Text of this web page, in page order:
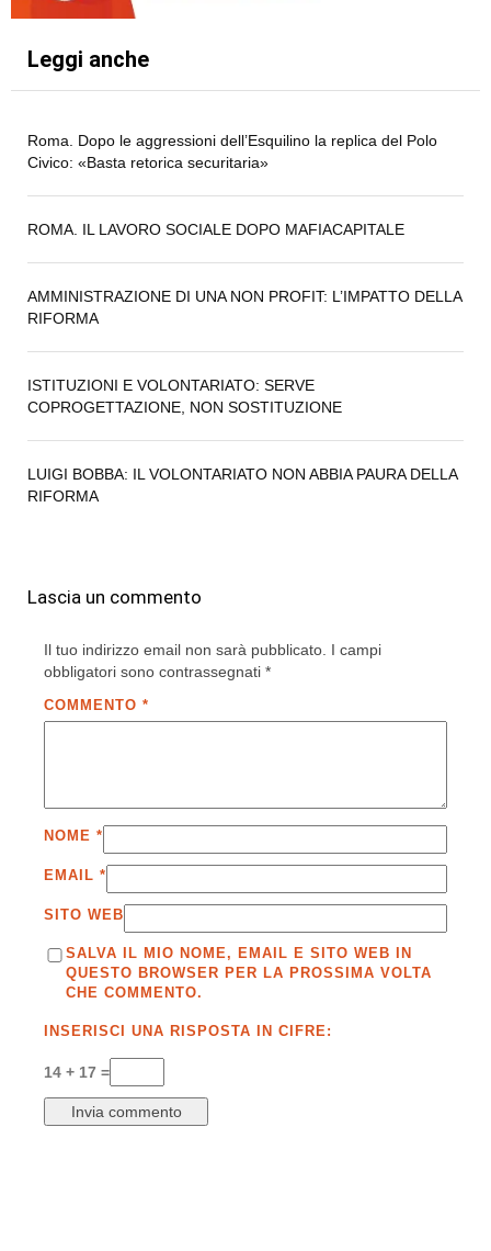
Leggi anche
Roma. Dopo le aggressioni dell’Esquilino la replica del Polo
Civico: «Basta retorica securitaria»
ROMA. IL LAVORO SOCIALE DOPO MAFIACAPITALE
AMMINISTRAZIONE DI UNA NON PROFIT: L’IMPATTO DELLA
RIFORMA
ISTITUZIONI E VOLONTARIATO: SERVE
COPROGETTAZIONE, NON SOSTITUZIONE
LUIGI BOBBA: IL VOLONTARIATO NON ABBIA PAURA DELLA
RIFORMA
Lascia un commento
Il tuo indirizzo email non sarà pubblicato. I campi
obbligatori sono contrassegnati *
COMMENTO *
NOME *
EMAIL *
SITO WEB
SALVA IL MIO NOME, EMAIL E SITO WEB IN
QUESTO BROWSER PER LA PROSSIMA VOLTA
CHE COMMENTO.
INSERISCI UNA RISPOSTA IN CIFRE:
14 + 17 =